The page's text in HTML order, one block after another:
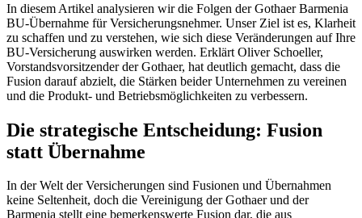
In diesem Artikel analysieren wir die Folgen der Gothaer Barmenia
BU-Übernahme für Versicherungsnehmer. Unser Ziel ist es, Klarheit
zu schaffen und zu verstehen, wie sich diese Veränderungen auf Ihre
BU-Versicherung auswirken werden. Erklärt Oliver Schoeller,
Vorstandsvorsitzender der Gothaer, hat deutlich gemacht, dass die
Fusion darauf abzielt, die Stärken beider Unternehmen zu vereinen
und die Produkt- und Betriebsmöglichkeiten zu verbessern.
Die strategische Entscheidung: Fusion
statt Übernahme
In der Welt der Versicherungen sind Fusionen und Übernahmen
keine Seltenheit, doch die Vereinigung der Gothaer und der
Barmenia stellt eine bemerkenswerte Fusion dar, die aus